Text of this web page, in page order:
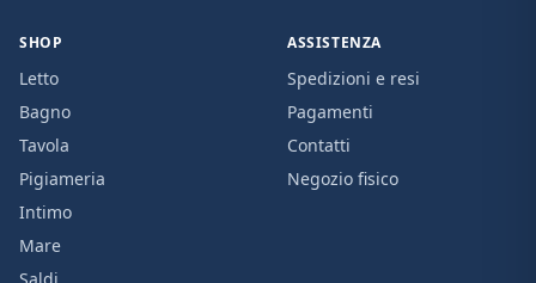
SHOP
Letto
Bagno
Tavola
Pigiameria
Intimo
Mare
ASSISTENZA
Spedizioni e resi
Pagamenti
Contatti
Negozio fisico